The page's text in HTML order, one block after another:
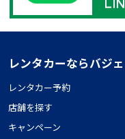
レンタカーならバジ
レンタカー予約
店舗を探す
キャンペーン